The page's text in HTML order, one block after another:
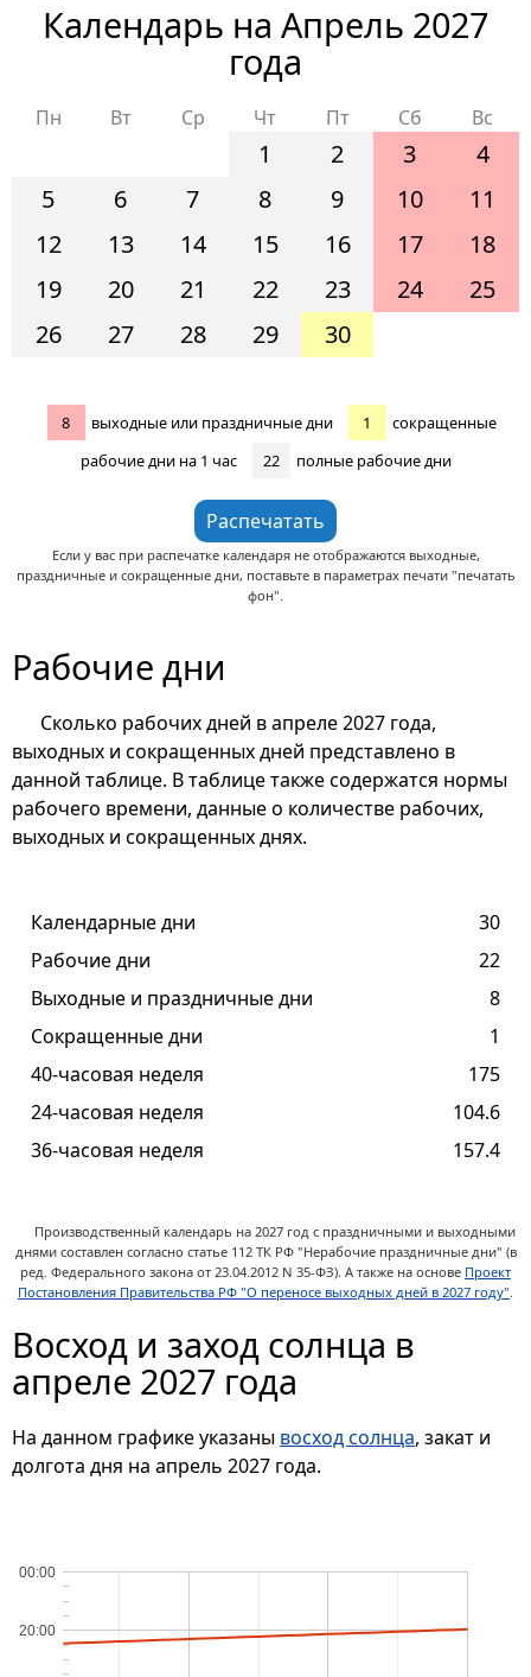
Календарь на Апрель 2027
года
Пн Вт Ср Чт Пт Сб Вс
1 2 3
4
5
6 7 8 9 10
11
12
13 14 15 16 17
18
19
20 21 22 23 24
25
26
27 28 29 30
8 выходные или праздничные дни 1
сокращенные
рабочие дни на 1 час
22 полные рабочие дни
Если у вас при распечатке календаря не отображаются выходные,
праздничные и сокращенные дни, поставьте в параметрах печати "печатать
фон".
Рабочие дни
Сколько рабочих дней в апреле 2027 года,
выходных и сокращенных дней представлено в
данной таблице. В таблице также содержатся нормы
рабочего времени, данные о количестве рабочих,
выходных и сокращенных днях.
Календарные дни
30
Рабочие дни
22
Выходные и праздничные дни
8
Сокращенные дни
1
40-часовая неделя
175
24-часовая неделя
104.6
36-часовая неделя
157.4
Производственный календарь на 2027 год с праздничными и выходными
днями составлен согласно статье 112 ТК РФ "Нерабочие праздничные дни" (в
ред. Федерального закона от 23.04.2012 N 35-ФЗ). А также на основе Проект
Постановления Правительства РФ "О переносе выходных дней в 2027 году".
Восход и заход солнца в
апреле 2027 года
На данном графике указаны восход солнца, закат и
долгота дня на апрель 2027 года.
20:00
00:00